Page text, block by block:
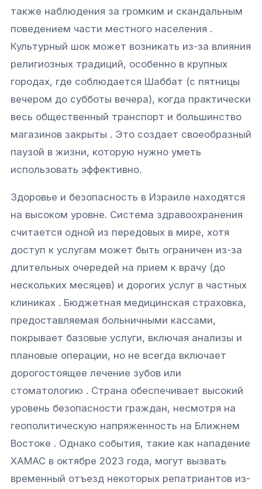
также наблюдения за громким и скандальным
поведением части местного населения .
Культурный шок может возникать из-за влияния
религиозных традиций, особенно в крупных
городах, где соблюдается Шаббат (с пятницы
вечером до субботы вечера), когда практически
весь общественный транспорт и большинство
магазинов закрыты . Это создает своеобразный
паузой в жизни, которую нужно уметь
использовать эффективно.
Здоровье и безопасность в Израиле находятся
на высоком уровне. Система здравоохранения
считается одной из передовых в мире, хотя
доступ к услугам может быть ограничен из-за
длительных очередей на прием к врачу (до
нескольких месяцев) и дорогих услуг в частных
клиниках . Бюджетная медицинская страховка,
предоставляемая больничными кассами,
покрывает базовые услуги, включая анализы и
плановые операции, но не всегда включает
дорогостоящее лечение зубов или
стоматологию . Страна обеспечивает высокий
уровень безопасности граждан, несмотря на
геополитическую напряженность на Ближнем
Востоке . Однако события, такие как нападение
ХАМАС в октябре 2023 года, могут вызвать
временный отъезд некоторых репатриантов из-